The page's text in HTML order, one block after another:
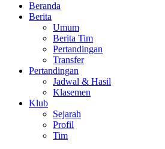
Beranda
Berita
Umum
Berita Tim
Pertandingan
Transfer
Pertandingan
Jadwal & Hasil
Klasemen
Klub
Sejarah
Profil
Tim